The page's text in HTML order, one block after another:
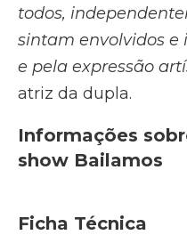
todos,
sintam envolvidos e
e pela expressão
atriz da dupla.
Informações
show Bailamos
Ficha Técnica